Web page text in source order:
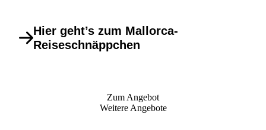
Hier geht’s zum Mallorca-
Reiseschnäppchen
Zum Angebot
Weitere Angebote